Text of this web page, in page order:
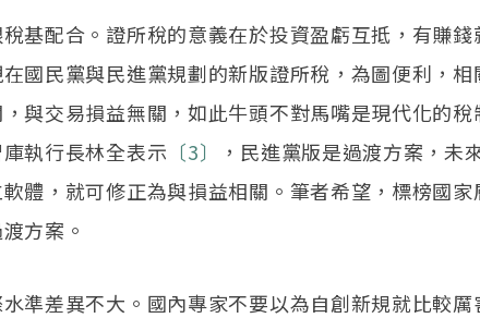
基配合。證所稅的意義在於投資盈虧互抵，有賺錢
國民黨與民進黨規劃的新版證所稅，為圖便利，
與交易損益無關，如此牛頭不對馬嘴是現代化的稅
執行長林全表示 〔3〕
，民進黨版是過渡方案，未
體，就可修正為與損益相關。筆者希望，標榜國家
方案。
準差異不大。國內專家不要以為自創新規就比較厲